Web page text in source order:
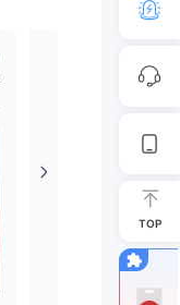
เทรดออปชัน
TOP